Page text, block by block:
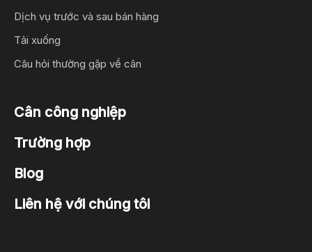
Dịch vụ trước và sau bán hàng
Tải xuống
Câu hỏi thường gặp về cân
Cân công nghiệp
Trường hợp
Blog
Liên hệ với chúng tôi